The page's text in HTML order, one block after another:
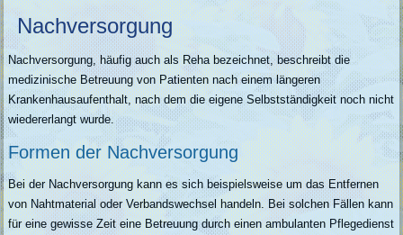
Nachversorgung
Nachversorgung, häufig auch als Reha bezeichnet, beschreibt die
medizinische Betreuung von Patienten nach einem längeren
Krankenhausaufenthalt, nach dem die eigene Selbstständigkeit noch nicht
wiedererlangt wurde.
Formen der Nachversorgung
Bei der Nachversorgung kann es sich beispielsweise um das Entfernen
von Nahtmaterial oder Verbandswechsel handeln. Bei solchen Fällen kann
für eine gewisse Zeit eine Betreuung durch einen ambulanten Pflegedienst